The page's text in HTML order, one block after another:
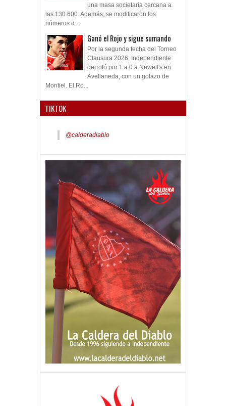
una masa societaria cercana a
las 130.600. Además, se modificaron los
números d...
Ganó el Rojo y sigue sumando
Por la segunda fecha del Torneo
Clausura 2026, Independiente
derrotó por 1 a 0 a Newell's en
Avellaneda, con un golazo de
Montiel. El Ro...
TIKTOK
@calderadiablo